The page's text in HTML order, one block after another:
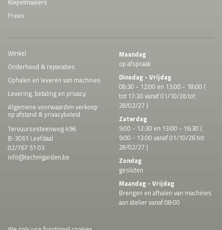
Frees
Winkel
Onderhoud & reparaties
Ophalen en leveren van machines
Levering, betaling en privacy
Algemene voorwaarden verkoop
op afstand & privacybeleid
Tervuursesteenweg 496
B-3061 Leefdaal
02/767 51 03
info@technigarden.be
Maandag
op afspraak
Dinsdag - Vrijdag
08:30 - 12:00 en 13:00 - 18:00 (
tot 17:30 vanaf 01/10/26 tot
28/02/27 )
Zaterdag
9:00 - 12:30 en 13:00 - 16:30 (
9:00 - 13:00 vanaf 01/10/26 tot
28/02/27 )
Zondag
gesloten
Maandag - Vrijdag
Brengen en afhalen van machines
aan atelier vanaf 08:00